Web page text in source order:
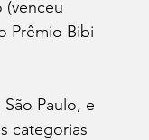
(venceu
Prêmio Bibi
Paulo, e
categorias